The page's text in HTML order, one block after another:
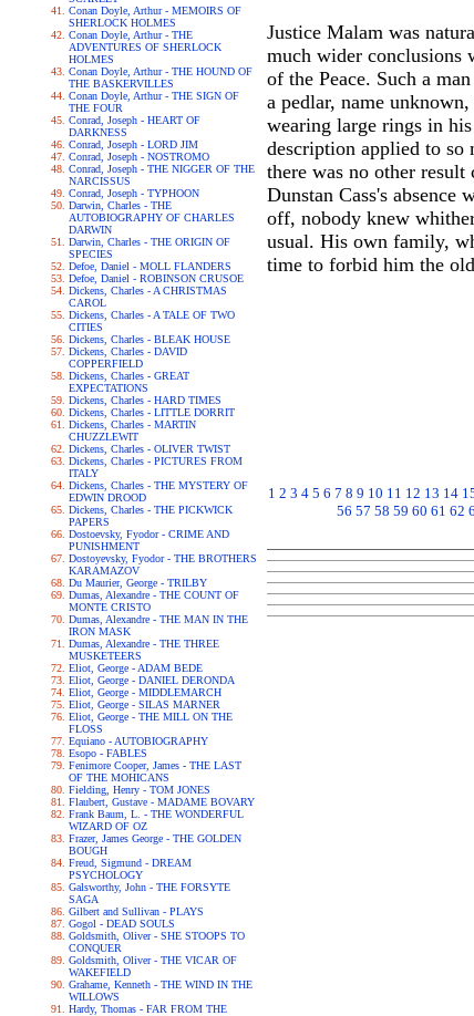
Conan Doyle, Arthur - MEMOIRS OF
SHERLOCK HOLMES
Conan Doyle, Arthur - THE
ADVENTURES OF SHERLOCK
HOLMES
Conan Doyle, Arthur - THE HOUND OF
THE BASKERVILLES
Conan Doyle, Arthur - THE SIGN OF
THE FOUR
Conrad, Joseph - HEART OF
DARKNESS
Conrad, Joseph - LORD JIM
Conrad, Joseph - NOSTROMO
Conrad, Joseph - THE NIGGER OF THE
NARCISSUS
Conrad, Joseph - TYPHOON
Darwin, Charles - THE
AUTOBIOGRAPHY OF CHARLES
DARWIN
Darwin, Charles - THE ORIGIN OF
SPECIES
Defoe, Daniel - MOLL FLANDERS
Defoe, Daniel - ROBINSON CRUSOE
Dickens, Charles - A CHRISTMAS
CAROL
Dickens, Charles - A TALE OF TWO
CITIES
Dickens, Charles - BLEAK HOUSE
Dickens, Charles - DAVID
COPPERFIELD
Dickens, Charles - GREAT
EXPECTATIONS
Dickens, Charles - HARD TIMES
Dickens, Charles - LITTLE DORRIT
Dickens, Charles - MARTIN
CHUZZLEWIT
Dickens, Charles - OLIVER TWIST
Dickens, Charles - PICTURES FROM
ITALY
Dickens, Charles - THE MYSTERY OF
EDWIN DROOD
Dickens, Charles - THE PICKWICK
PAPERS
Dostoevsky, Fyodor - CRIME AND
PUNISHMENT
Dostoyevsky, Fyodor - THE BROTHERS
KARAMAZOV
Du Maurier, George - TRILBY
Dumas, Alexandre - THE COUNT OF
MONTE CRISTO
Dumas, Alexandre - THE MAN IN THE
IRON MASK
Dumas, Alexandre - THE THREE
MUSKETEERS
Eliot, George - ADAM BEDE
Eliot, George - DANIEL DERONDA
Eliot, George - MIDDLEMARCH
Eliot, George - SILAS MARNER
Eliot, George - THE MILL ON THE
FLOSS
Equiano - AUTOBIOGRAPHY
Esopo - FABLES
Fenimore Cooper, James - THE LAST
OF THE MOHICANS
Fielding, Henry - TOM JONES
Flaubert, Gustave - MADAME BOVARY
Frank Baum, L. - THE WONDERFUL
WIZARD OF OZ
Frazer, James George - THE GOLDEN
BOUGH
Freud, Sigmund - DREAM
PSYCHOLOGY
Galsworthy, John - THE FORSYTE
SAGA
Gilbert and Sullivan - PLAYS
Gogol - DEAD SOULS
Goldsmith, Oliver - SHE STOOPS TO
CONQUER
Goldsmith, Oliver - THE VICAR OF
WAKEFIELD
Grahame, Kenneth - THE WIND IN THE
WILLOWS
Hardy, Thomas - FAR FROM THE
Justice Malam was
much wider conclusions
of the Peace. Such a
a pedlar, name
wearing large rings in
description applied to so
there was no other result
Dunstan Cass's absence
off, nobody knew
usual. His own family,
time to forbid him the
1 2 3 4 5 6 7 8 9 10 11 12 13 14
56 57 58 59 60 61 62